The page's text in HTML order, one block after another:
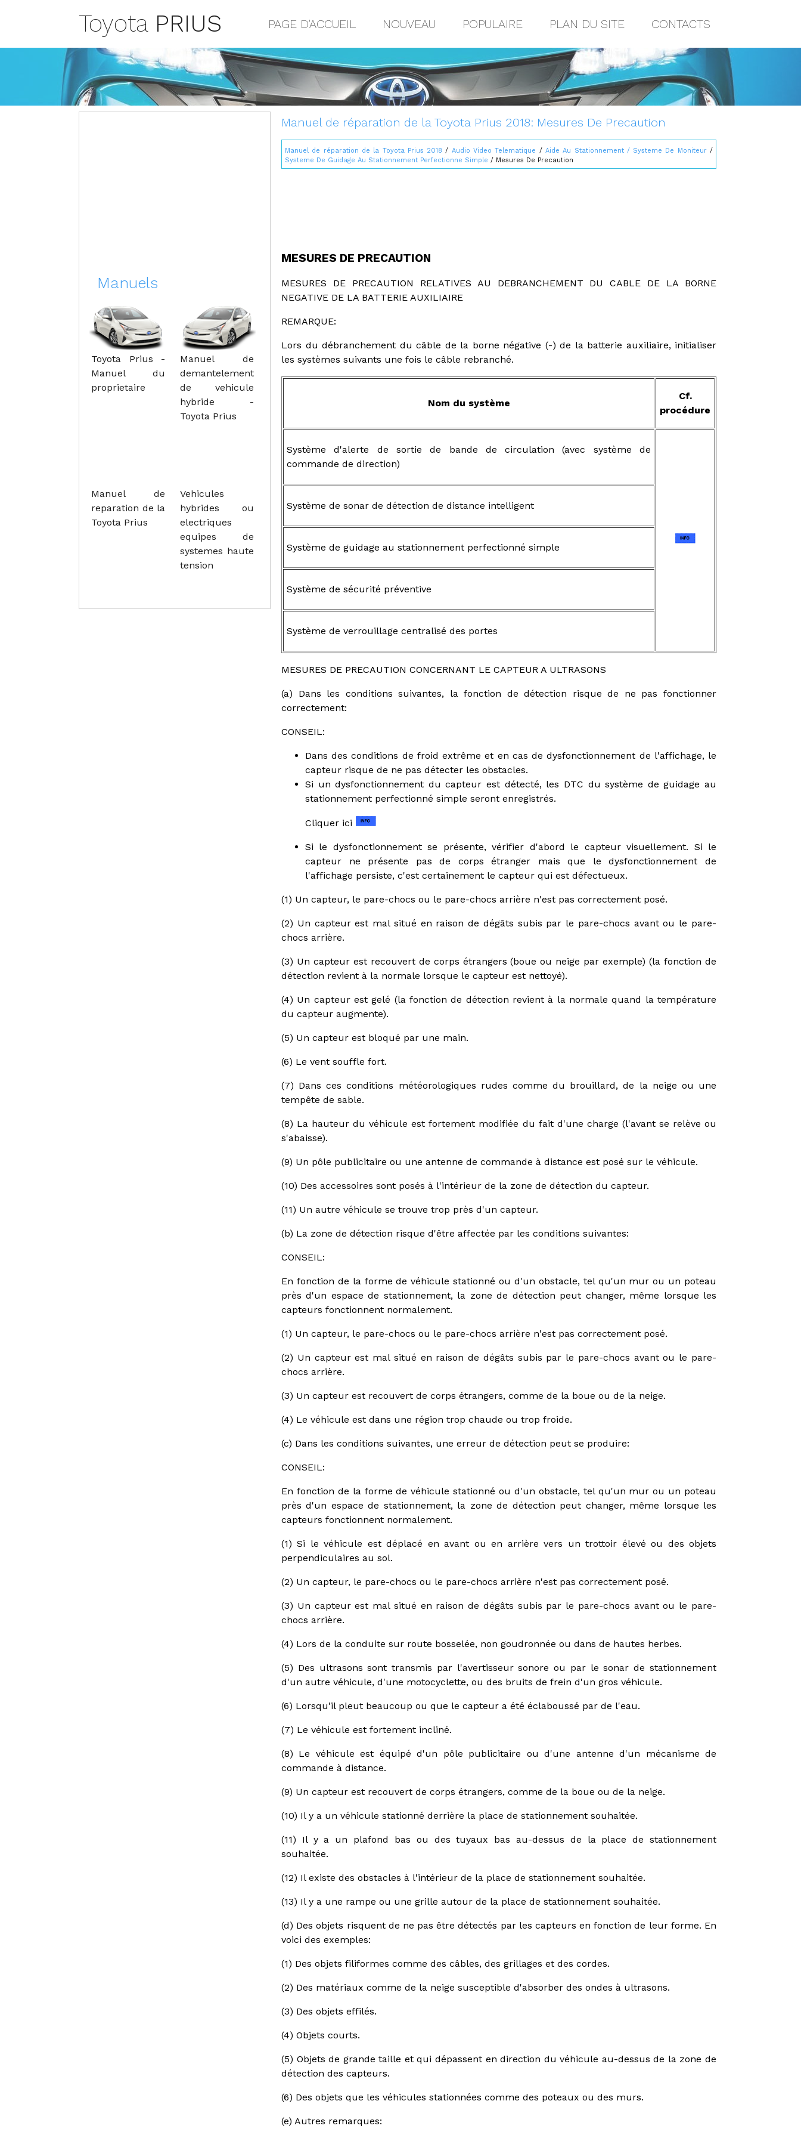
Toyota PRIUS PAGE D'ACCUEIL NOUVEAU POPULAIRE PLAN DU SITE CONTACTS
Manuel de réparation de la Toyota Prius 2018: Mesures De Precaution
Manuel de réparation de la Toyota Prius 2018 / Audio Video Telematique / Aide Au Stationnement / Systeme De Moniteur/
Systeme De Guidage Au Stationnement Perfectionne Simple / Mesures De Precaution
MESURES DE PRECAUTION
MESURES DE PRECAUTION RELATIVES AU DEBRANCHEMENT DU CABLE DE LA BORNE
NEGATIVE DE LA BATTERIE AUXILIAIRE
REMARQUE:
Lors du débranchement du câble de la borne négative (-) de la batterie auxiliaire, initialiser
les systèmes suivants une fois le câble rebranché.
Nom du système
Cf.
procédure
Système d'alerte de sortie de bande de circulation (avec système de
commande de direction)
Système de sonar de détection de distance intelligent
Système de guidage au stationnement perfectionné simple
Système de sécurité préventive
Système de verrouillage centralisé des portes
MESURES DE PRECAUTION CONCERNANT LE CAPTEUR A ULTRASONS
(a) Dans les conditions suivantes, la fonction de détection risque de ne pas fonctionner
correctement:
CONSEIL:
Dans des conditions de froid extrême et en cas de dysfonctionnement de l'affichage, le
capteur risque de ne pas détecter les obstacles.
Si un dysfonctionnement du capteur est détecté, les DTC du système de guidage au
stationnement perfectionné simple seront enregistrés.
Cliquer ici
Si le dysfonctionnement se présente, vérifier d'abord le capteur visuellement. Si le
capteur ne présente pas de corps étranger mais que le dysfonctionnement de
l'affichage persiste, c'est certainement le capteur qui est défectueux.
(1) Un capteur, le pare-chocs ou le pare-chocs arrière n'est pas correctement posé.
(2) Un capteur est mal situé en raison de dégâts subis par le pare-chocs avant ou le pare-
chocs arrière.
(3) Un capteur est recouvert de corps étrangers (boue ou neige par exemple) (la fonction de
détection revient à la normale lorsque le capteur est nettoyé).
(4) Un capteur est gelé (la fonction de détection revient à la normale quand la température
du capteur augmente).
(5) Un capteur est bloqué par une main.
(6) Le vent souffle fort.
(7) Dans ces conditions météorologiques rudes comme du brouillard, de la neige ou une
tempête de sable.
(8) La hauteur du véhicule est fortement modifiée du fait d'une charge (l'avant se relève ou
s'abaisse).
(9) Un pôle publicitaire ou une antenne de commande à distance est posé sur le véhicule.
(10) Des accessoires sont posés à l'intérieur de la zone de détection du capteur.
(11) Un autre véhicule se trouve trop près d'un capteur.
(b) La zone de détection risque d'être affectée par les conditions suivantes:
CONSEIL:
En fonction de la forme de véhicule stationné ou d'un obstacle, tel qu'un mur ou un poteau
près d'un espace de stationnement, la zone de détection peut changer, même lorsque les
capteurs fonctionnent normalement.
(1) Un capteur, le pare-chocs ou le pare-chocs arrière n'est pas correctement posé.
(2) Un capteur est mal situé en raison de dégâts subis par le pare-chocs avant ou le pare-
chocs arrière.
(3) Un capteur est recouvert de corps étrangers, comme de la boue ou de la neige.
(4) Le véhicule est dans une région trop chaude ou trop froide.
(c) Dans les conditions suivantes, une erreur de détection peut se produire:
CONSEIL:
En fonction de la forme de véhicule stationné ou d'un obstacle, tel qu'un mur ou un poteau
près d'un espace de stationnement, la zone de détection peut changer, même lorsque les
capteurs fonctionnent normalement.
(1) Si le véhicule est déplacé en avant ou en arrière vers un trottoir élevé ou des objets
perpendiculaires au sol.
(2) Un capteur, le pare-chocs ou le pare-chocs arrière n'est pas correctement posé.
(3) Un capteur est mal situé en raison de dégâts subis par le pare-chocs avant ou le pare-
chocs arrière.
(4) Lors de la conduite sur route bosselée, non goudronnée ou dans de hautes herbes.
(5) Des ultrasons sont transmis par l'avertisseur sonore ou par le sonar de stationnement
d'un autre véhicule, d'une motocyclette, ou des bruits de frein d'un gros véhicule.
(6) Lorsqu'il pleut beaucoup ou que le capteur a été éclaboussé par de l'eau.
(7) Le véhicule est fortement incliné.
(8) Le véhicule est équipé d'un pôle publicitaire ou d'une antenne d'un mécanisme de
commande à distance.
(9) Un capteur est recouvert de corps étrangers, comme de la boue ou de la neige.
(10) Il y a un véhicule stationné derrière la place de stationnement souhaitée.
(11) Il y a un plafond bas ou des tuyaux bas au-dessus de la place de stationnement
souhaitée.
(12) Il existe des obstacles à l'intérieur de la place de stationnement souhaitée.
(13) Il y a une rampe ou une grille autour de la place de stationnement souhaitée.
(d) Des objets risquent de ne pas être détectés par les capteurs en fonction de leur forme. En
voici des exemples:
(1) Des objets filiformes comme des câbles, des grillages et des cordes.
(2) Des matériaux comme de la neige susceptible d'absorber des ondes à ultrasons.
(3) Des objets effilés.
(4) Objets courts.
(5) Objets de grande taille et qui dépassent en direction du véhicule au-dessus de la zone de
détection des capteurs.
(6) Des objets que les véhicules stationnées comme des poteaux ou des murs.
(e) Autres remarques:
Manuels
Toyota Prius -
Manuel du
proprietaire
Manuel de
demantelement
de vehicule
hybride -
Toyota Prius
Manuel de
reparation de la
Toyota Prius
Vehicules
hybrides ou
electriques
equipes de
systemes haute
tension